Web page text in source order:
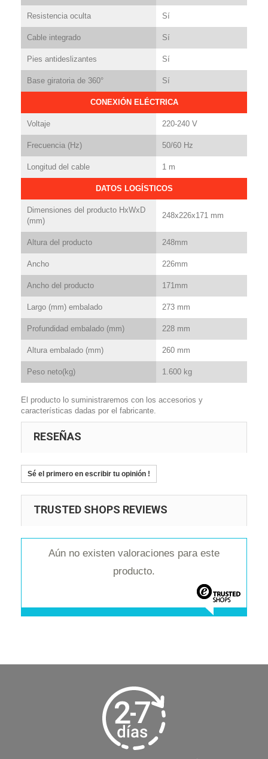
Resistencia oculta Sí
Cable integrado Sí
Pies antideslizantes Sí
Base giratoria de 360° Sí
CONEXIÓN ELÉCTRICA
Voltaje 220-240 V
Frecuencia (Hz) 50/60 Hz
Longitud del cable 1 m
DATOS LOGÍSTICOS
Dimensiones del producto HxWxD
(mm)
248x226x171 mm
Altura del producto 248mm
Ancho 226mm
Ancho del producto 171mm
Largo (mm) embalado 273 mm
Profundidad embalado (mm) 228 mm
Altura embalado (mm) 260 mm
Peso neto(kg) 1.600 kg
El producto lo suministraremos con los accesorios y
características dadas por el fabricante.
RESEÑAS
Sé el primero en escribir tu opinión !
TRUSTED SHOPS REVIEWS
Aún no existen valoraciones para este
producto.